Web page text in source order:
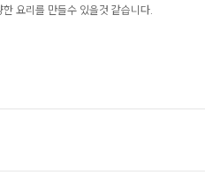
요리를 만들수 있을것 같습니다.